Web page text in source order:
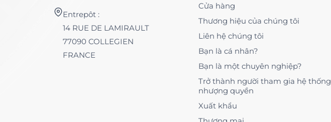
Entrepôt :
14 RUE DE LAMIRAULT
77090 COLLEGIEN
FRANCE
Cửa hàng
Thương hiệu của chúng tôi
Liên hệ chúng tôi
Bạn là cá nhân?
Bạn là một chuyên nghiệp?
Trở thành người tham gia hệ thống
nhượng quyền
Xuất khẩu